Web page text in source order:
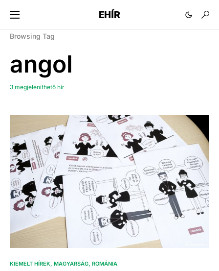
EHÍR
Browsing Tag
angol
3 megjeleníthető hír
KIEMELT HÍREK MAGYARSÁG ROMÁNIA